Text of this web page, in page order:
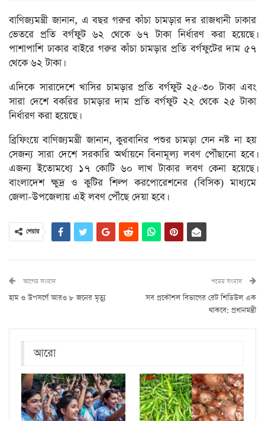
বাণিজ্যমন্ত্রী জানান, এ বছর গরুর কাঁচা চামড়ার দর রাজধানী ঢাকার
ভেতরে প্রতি বর্গফুট ৬২ থেকে ৬৭ টাকা নির্ধারণ করা হয়েছে।
পাশাপাশি ঢাকার বাইরে গরুর কাঁচা চামড়ার প্রতি বর্গফুটের দাম ৫৭
থেকে ৬২ টাকা।
এদিকে সারাদেশে খাসির চামড়ার প্রতি বর্গফুট ২৫-৩০ টাকা এবং
সারা দেশে বকরির চামড়ার দাম প্রতি বর্গফুট ২২ থেকে ২৫ টাকা
নির্ধারণ করা হয়েছে।
ব্রিফিংয়ে বাণিজ্যমন্ত্রী জানান, কুরবানির পশুর চামড়া যেন নষ্ট না হয়
সেজন্য সারা দেশে সরকারি অর্থায়নে বিনামূল্য লবণ পৌঁছানো হবে।
এজন্য ইতোমধ্যে ১৭ কোটি ৬০ লাখ টাকার লবণ কেনা হয়েছে।
বাংলাদেশ ক্ষুদ্র ও কুটির শিল্প করপোরেশনের (বিসিক) মাধ্যমে
জেলা-উপজেলায় এই লবণ পৌঁছে দেয়া হবে।
শেয়ার
আগের সংবাদ
হাম ও উপসর্গে আরও ৮ জনের মৃত্যু
পরের সংবাদ
সব প্রকৌশল বিভাগের রেট শিডিউল এক
থাকবে: প্রধানমন্ত্রী
আরো